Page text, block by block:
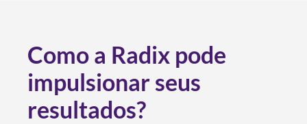
Como a Radix pode
impulsionar seus
resultados?